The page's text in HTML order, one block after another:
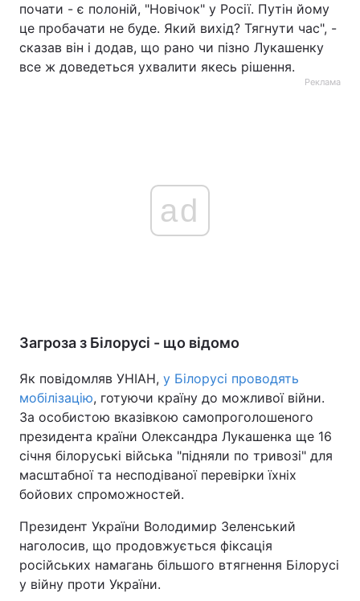
почати - є полоній, "Новічок" у Росії. Путін йому
це пробачати не буде. Який вихід? Тягнути час", -
сказав він і додав, що рано чи пізно Лукашенку
все ж доведеться ухвалити якесь рішення.
Реклама
ad
Загроза з Білорусі - що відомо
Як повідомляв УНІАН, у Білорусі проводять
мобілізацію, готуючи країну до можливої війни.
За особистою вказівкою самопроголошеного
президента країни Олександра Лукашенка ще 16
січня білоруські війська "підняли по тривозі" для
масштабної та несподіваної перевірки їхніх
бойових спроможностей.
Президент України Володимир Зеленський
наголосив, що продовжується фіксація
російських намагань більшого втягнення Білорусі
у війну проти України.